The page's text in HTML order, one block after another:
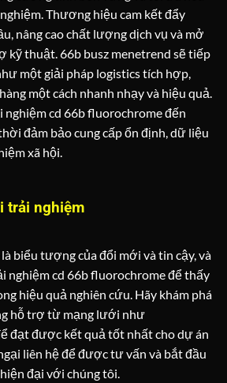
Thương hiệu cam kết đẩy
nâng cao chất lượng dịch vụ và mở
kỹ thuật. 66b busz menetrend sẽ tiếp
một giải pháp logistics tích hợp,
một cách nhanh nhạy và hiệu quả.
nghiệm cd 66b fluorochrome đến
đảm bảo cung cấp ổn định, dữ liệu
xã hội.
trải nghiệm
biểu tượng của đổi mới và tin cậy, và
nghiệm cd 66b fluorochrome để thấy
hiệu quả nghiên cứu. Hãy khám phá
hỗ trợ từ mạng lưới như
đạt được kết quả tốt nhất cho dự án
liên hệ để được tư vấn và bắt đầu
đại với chúng tôi.